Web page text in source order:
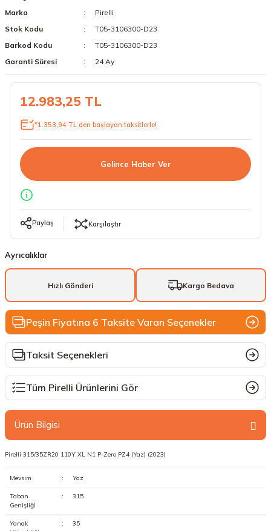
19 Lastikler
20 Lastikler
23 Lastikler
Marka
Pirelli
Stok Kodu
T05-3106300-D23
Barkod Kodu
T05-3106300-D23
Garanti Süresi
24 Ay
12.983,25 TL
*1.353,94 TL den başlayan taksitlerle!
Gelince Haber Ver
Paylaş Karşılaştır
Ayrıcalıklar
Hızlı Gönderi Kargo Bedava
Peşin Fiyatına 6 Taksite Varan Seçenekler
Taksit Seçenekleri
Tüm Pirelli Ürünlerini Gör
Ürün Bilgisi
Pirelli 315/35ZR20 110Y XL N1 P-Zero PZ4 (Yaz) (2023)
Mevsim : Yaz
Taban
Genişliği
: 315
Yanak
: 35